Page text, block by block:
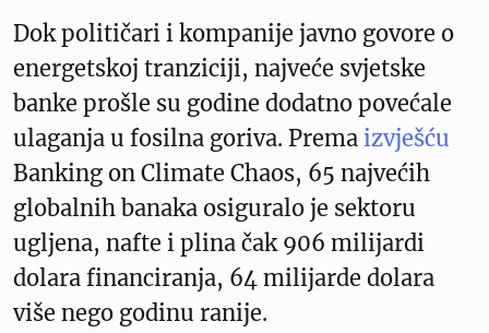
Dok političari i kompanije javno govore o
energetskoj tranziciji, najveće svjetske
banke prošle su godine dodatno povećale
ulaganja u fosilna goriva. Prema izvješću
Banking on Climate Chaos, 65 najvećih
globalnih banaka osiguralo je sektoru
ugljena, nafte i plina čak 906 milijardi
dolara financiranja, 64 milijarde dolara
više nego godinu ranije.